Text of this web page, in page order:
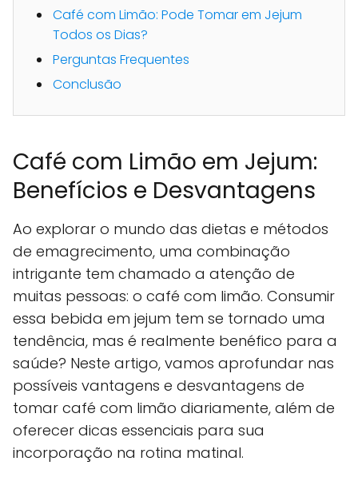
Café com Limão: Pode Tomar em Jejum
Todos os Dias?
Perguntas Frequentes
Conclusão
Café com Limão em Jejum:
Benefícios e Desvantagens
Ao explorar o mundo das dietas e métodos
de emagrecimento, uma combinação
intrigante tem chamado a atenção de
muitas pessoas: o café com limão. Consumir
essa bebida em jejum tem se tornado uma
tendência, mas é realmente benéfico para a
saúde? Neste artigo, vamos aprofundar nas
possíveis vantagens e desvantagens de
tomar café com limão diariamente, além de
oferecer dicas essenciais para sua
incorporação na rotina matinal.